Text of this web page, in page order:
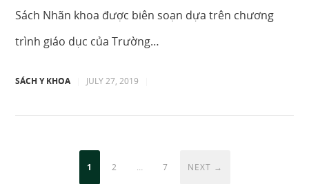
Sách Nhãn khoa được biên soạn dựa trên chương
trình giáo dục của Trường…
SÁCH Y KHOA JULY 27, 2019
1 2 … 7 NEXT →